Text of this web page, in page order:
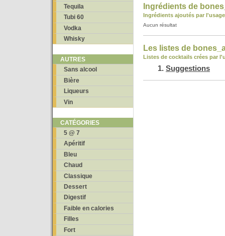
Tequila
Tubi 60
Vodka
Whisky
AUTRES
Sans alcool
Bière
Liqueurs
Vin
CATÉGORIES
5 @ 7
Apéritif
Bleu
Chaud
Classique
Dessert
Digestif
Faible en calories
Filles
Fort
Ingrédients de
Ingrédients ajoutés par
Aucun résultat
Les listes de
Listes de cocktails crées par
Suggestions